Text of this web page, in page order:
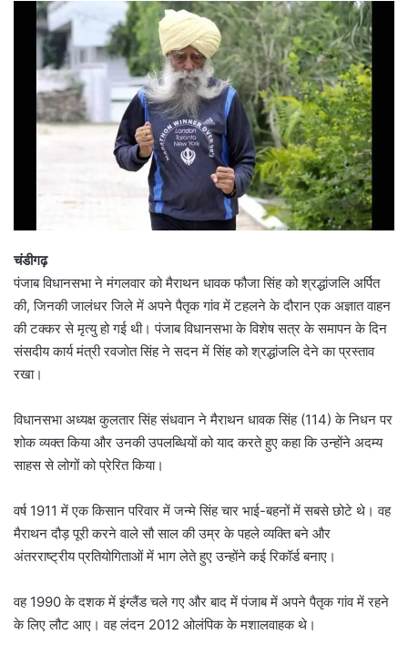
चंडीगढ़
पंजाब विधानसभा ने मंगलवार को मैराथन धावक फौजा सिंह को श्रद्धांजलि अर्पित
की, जिनकी जालंधर जिले में अपने पैतृक गांव में टहलने के दौरान एक अज्ञात वाहन
की टक्कर से मृत्यु हो गई थी। पंजाब विधानसभा के विशेष सत्र के समापन के दिन
संसदीय कार्य मंत्री रवजोत सिंह ने सदन में सिंह को श्रद्धांजलि देने का प्रस्ताव
रखा।
विधानसभा अध्यक्ष कुलतार सिंह संधवान ने मैराथन धावक सिंह (114) के निधन पर
शोक व्यक्त किया और उनकी उपलब्धियों को याद करते हुए कहा कि उन्होंने अदम्य
साहस से लोगों को प्रेरित किया।
वर्ष 1911 में एक किसान परिवार में जन्मे सिंह चार भाई-बहनों में सबसे छोटे थे। वह
मैराथन दौड़ पूरी करने वाले सौ साल की उम्र के पहले व्यक्ति बने और
अंतरराष्ट्रीय प्रतियोगिताओं में भाग लेते हुए उन्होंने कई रिकॉर्ड बनाए।
वह 1990 के दशक में इंग्लैंड चले गए और बाद में पंजाब में अपने पैतृक गांव में रहने
के लिए लौट आए। वह लंदन 2012 ओलंपिक के मशालवाहक थे।